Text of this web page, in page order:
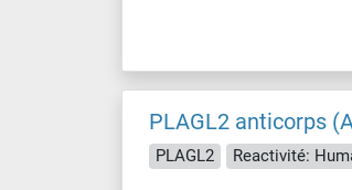
PLAGL2 anticorps
PLAGL2 Reactivité: